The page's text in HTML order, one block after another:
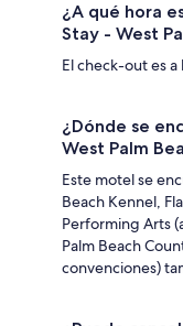
¿A qué hora
Stay - West
El check-out es a
¿Dónde se
West Palm
Este motel se
Beach Kennel,
Performing Arts
Palm Beach
convenciones)